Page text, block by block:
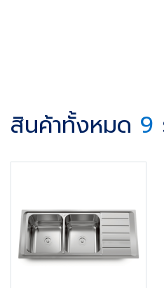
สินค้าทั้งหมด 9